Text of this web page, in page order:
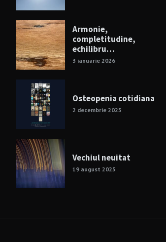
Armonie,
completitudine,
echilibru…
3 ianuarie 2026
Osteopenia cotidiana
2 decembrie 2025
Vechiul neuitat
19 august 2025